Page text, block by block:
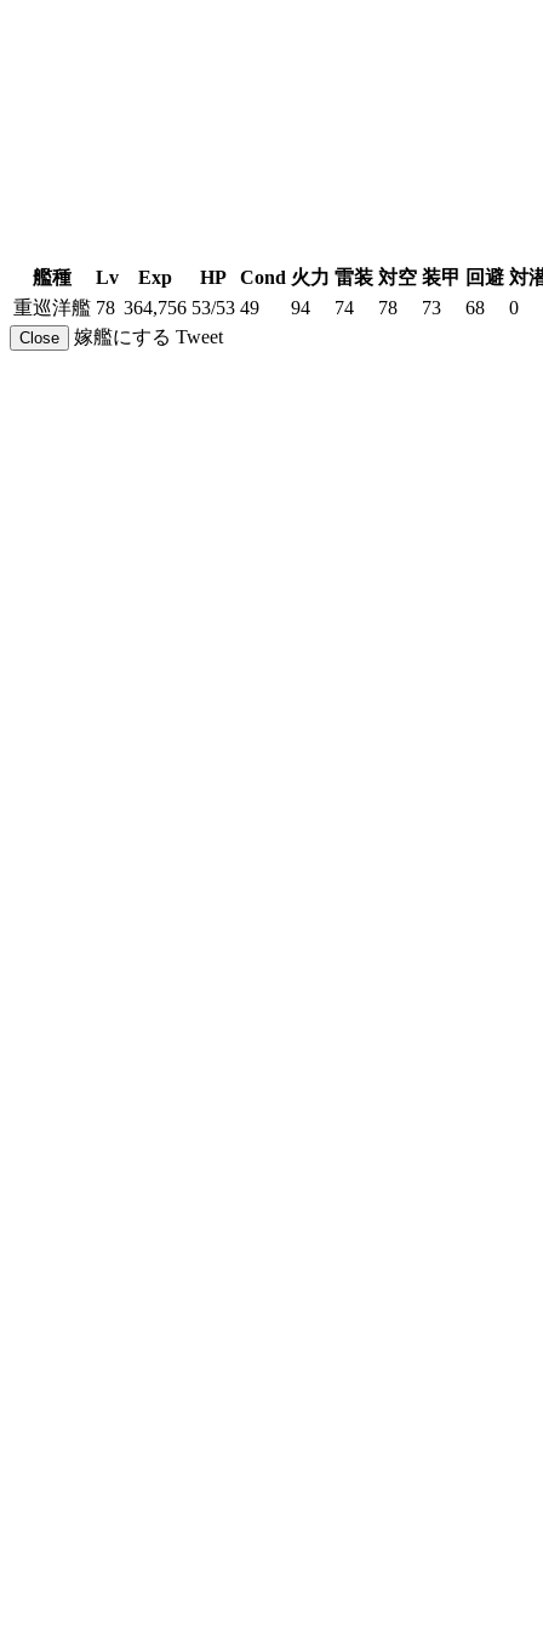
艦種 Lv Exp HP Cond 火力 雷装 対空 装甲 回避 対
重巡洋艦 78 364,756 53/53 49 94 74 78 73 68 0
Close 嫁艦にする Tweet